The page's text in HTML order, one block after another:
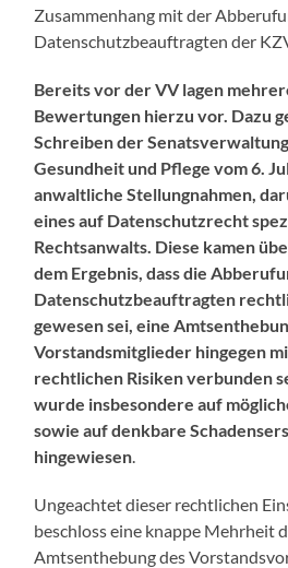
Zusammenhang mit der
Datenschutzbeauftragten der
Bereits vor der VV lagen
Bewertungen hierzu vor. Dazu
Schreiben der
Gesundheit und Pflege vom 6.
anwaltliche Stellungnahmen,
eines auf Datenschutzrecht
Rechtsanwalts. Diese kamen
dem Ergebnis, dass die
Datenschutzbeauftragten
gewesen sei, eine
Vorstandsmitglieder hingegen
rechtlichen Risiken verbunden
wurde insbesondere auf
sowie auf denkbare
hingewiesen
Ungeachtet dieser rechtlichen
beschloss eine knappe Mehrheit
Amtsenthebung des